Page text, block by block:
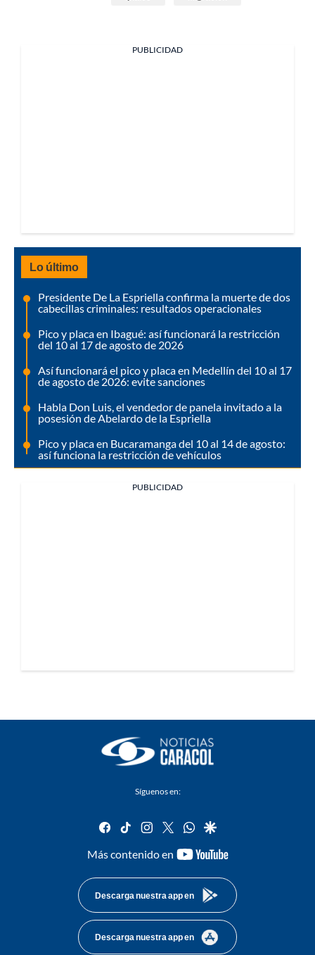
PUBLICIDAD
Lo último
Presidente De La Espriella confirma la muerte de dos
cabecillas criminales: resultados operacionales
Pico y placa en Ibagué: así funcionará la restricción
del 10 al 17 de agosto de 2026
Así funcionará el pico y placa en Medellín del 10 al 17
de agosto de 2026: evite sanciones
Habla Don Luis, el vendedor de panela invitado a la
posesión de Abelardo de la Espriella
Pico y placa en Bucaramanga del 10 al 14 de agosto:
así funciona la restricción de vehículos
PUBLICIDAD
Síguenos en:
facebook
tiktok instagram
twitterwhatsapp
google
Más contenido en
youtube-
Descarga nuestra app en
Descarga nuestra app en